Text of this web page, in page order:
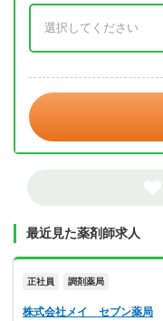
最近見た薬剤師求人
正社員 調剤薬局
株式会社メイ セブン薬局